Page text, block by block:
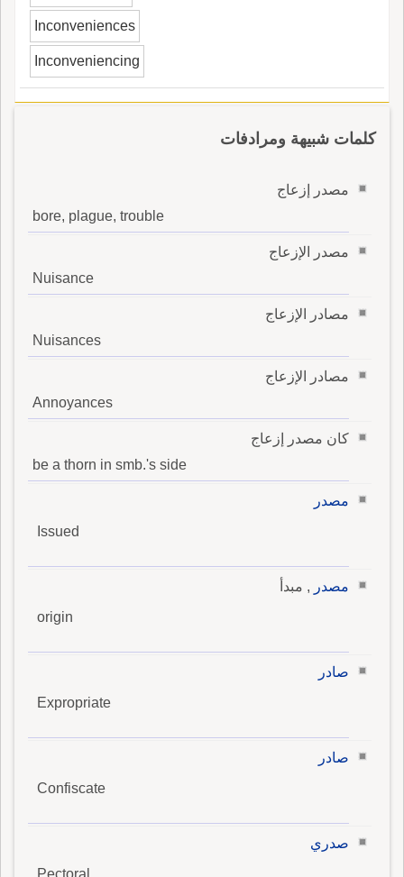
Inconveniences
Inconveniencing
كلمات شبيهة ومرادفات
مصدر إزعاج
bore, plague, trouble
مصدر الإزعاج
Nuisance
مصادر الإزعاج
Nuisances
مصادر الإزعاج
Annoyances
كان مصدر إزعاج
be a thorn in smb.'s side
مصدر
Issued
مصدر , مبدأ
origin
صادر
Expropriate
صادر
Confiscate
صدري